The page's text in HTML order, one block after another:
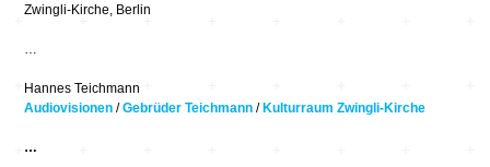
Zwingli-Kirche, Berlin
…
Hannes Teichmann
Audiovisionen/Gebrüder Teichmann / Kulturraum Zwingli-Kirche
…